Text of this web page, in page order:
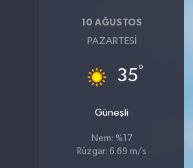
10 AĞUSTOS
PAZARTESI
35°
Güneşli
Nem: %17
Rüzgar: 6.69 m/s